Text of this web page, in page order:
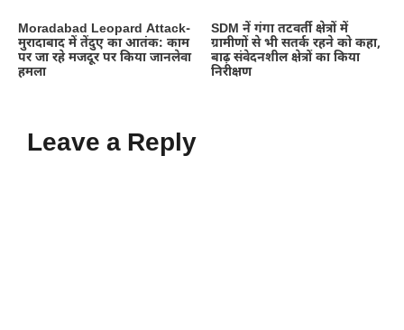
Moradabad Leopard Attack-
मुरादाबाद में तेंदुए का आतंक: काम
पर जा रहे मजदूर पर किया जानलेवा
हमला
SDM नें गंगा तटवर्ती क्षेत्रों में
ग्रामीणों से भी सतर्क रहने को कहा,
बाढ़ संवेदनशील क्षेत्रों का किया
निरीक्षण
Leave a Reply